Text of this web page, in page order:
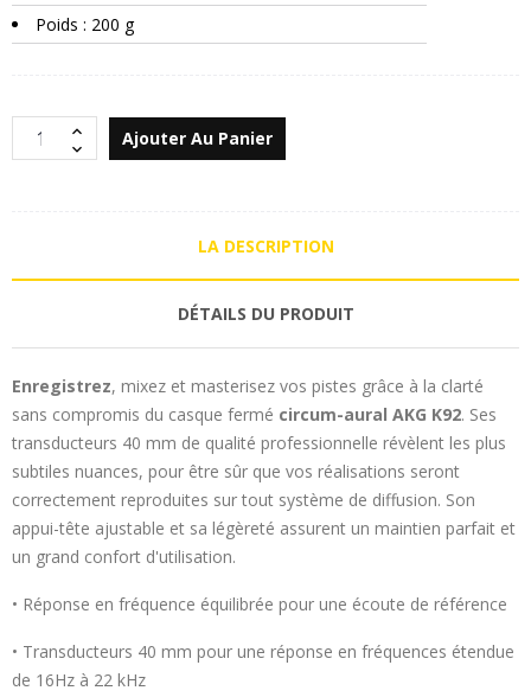
Poids : 200 g
Ajouter Au Panier
LA DESCRIPTION
DÉTAILS DU PRODUIT
Enregistrez, mixez et masterisez vos pistes grâce à la clarté
sans compromis du casque fermé circum-aural AKG K92. Ses
transducteurs 40 mm de qualité professionnelle révèlent les plus
subtiles nuances, pour être sûr que vos réalisations seront
correctement reproduites sur tout système de diffusion. Son
appui-tête ajustable et sa légèreté assurent un maintien parfait et
un grand confort d'utilisation.
• Réponse en fréquence équilibrée pour une écoute de référence
• Transducteurs 40 mm pour une réponse en fréquences étendue
de 16Hz à 22 kHz